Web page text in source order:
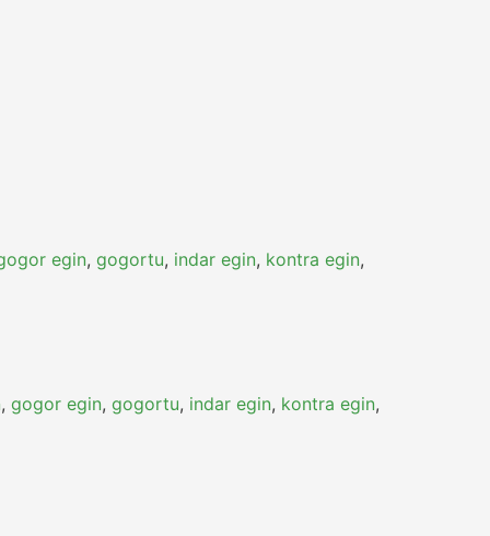
egin, gogortu, indar egin, kontra egin,
, gogor egin, gogortu, indar egin, kontra egin,